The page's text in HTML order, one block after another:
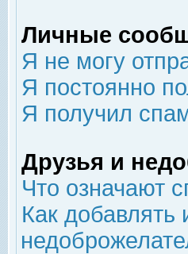
Личные
Я не могу
Я постоянно
Я получил
Друзья и
Что означают
Как добавлять